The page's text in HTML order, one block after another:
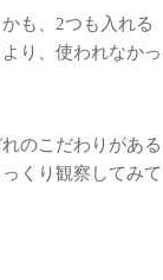
も、2つも入れる
り、使われなかっ
のこだわりがある
くり観察してみて